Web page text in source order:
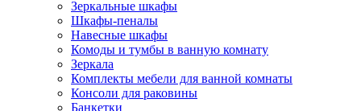
Зеркальные шкафы
Шкафы-пеналы
Навесные шкафы
Комоды и тумбы в ванную комнату
Зеркала
Комплекты мебели для ванной комнаты
Консоли для раковины
Банкетки